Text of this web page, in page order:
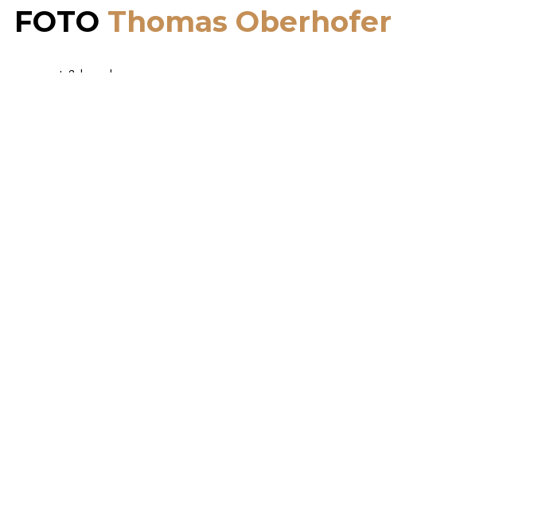
FOTO Thomas Oberhofer
concert & bands